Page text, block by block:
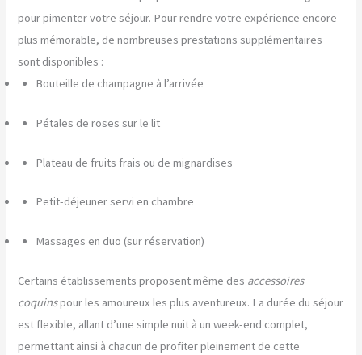
pour pimenter votre séjour. Pour rendre votre expérience encore
plus mémorable, de nombreuses prestations supplémentaires
sont disponibles :
Bouteille de champagne à l’arrivée
Pétales de roses sur le lit
Plateau de fruits frais ou de mignardises
Petit-déjeuner servi en chambre
Massages en duo (sur réservation)
Certains établissements proposent même des accessoires
coquinspour les amoureux les plus aventureux. La durée du séjour
est flexible, allant d’une simple nuit à un week-end complet,
permettant ainsi à chacun de profiter pleinement de cette